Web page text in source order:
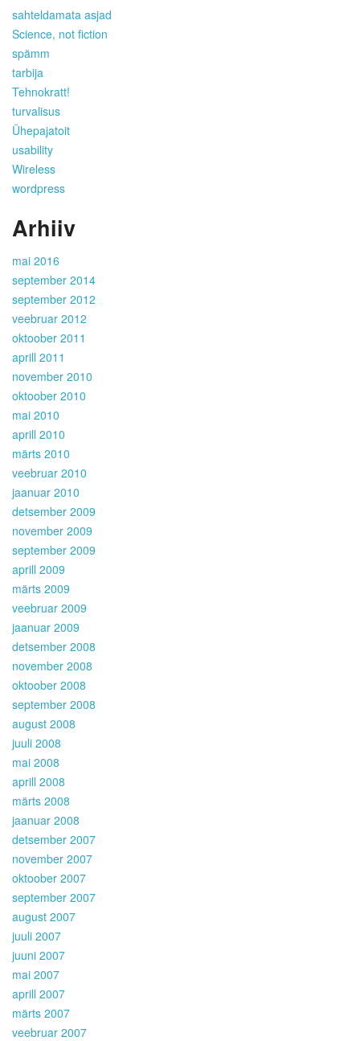
sahteldamata asjad
Science, not fiction
spämm
tarbija
Tehnokratt!
turvalisus
Ühepajatoit
usability
Wireless
wordpress
Arhiiv
mai 2016
september 2014
september 2012
veebruar 2012
oktoober 2011
aprill 2011
november 2010
oktoober 2010
mai 2010
aprill 2010
märts 2010
veebruar 2010
jaanuar 2010
detsember 2009
november 2009
september 2009
aprill 2009
märts 2009
veebruar 2009
jaanuar 2009
detsember 2008
november 2008
oktoober 2008
september 2008
august 2008
juuli 2008
mai 2008
aprill 2008
märts 2008
jaanuar 2008
detsember 2007
november 2007
oktoober 2007
september 2007
august 2007
juuli 2007
juuni 2007
mai 2007
aprill 2007
märts 2007
veebruar 2007